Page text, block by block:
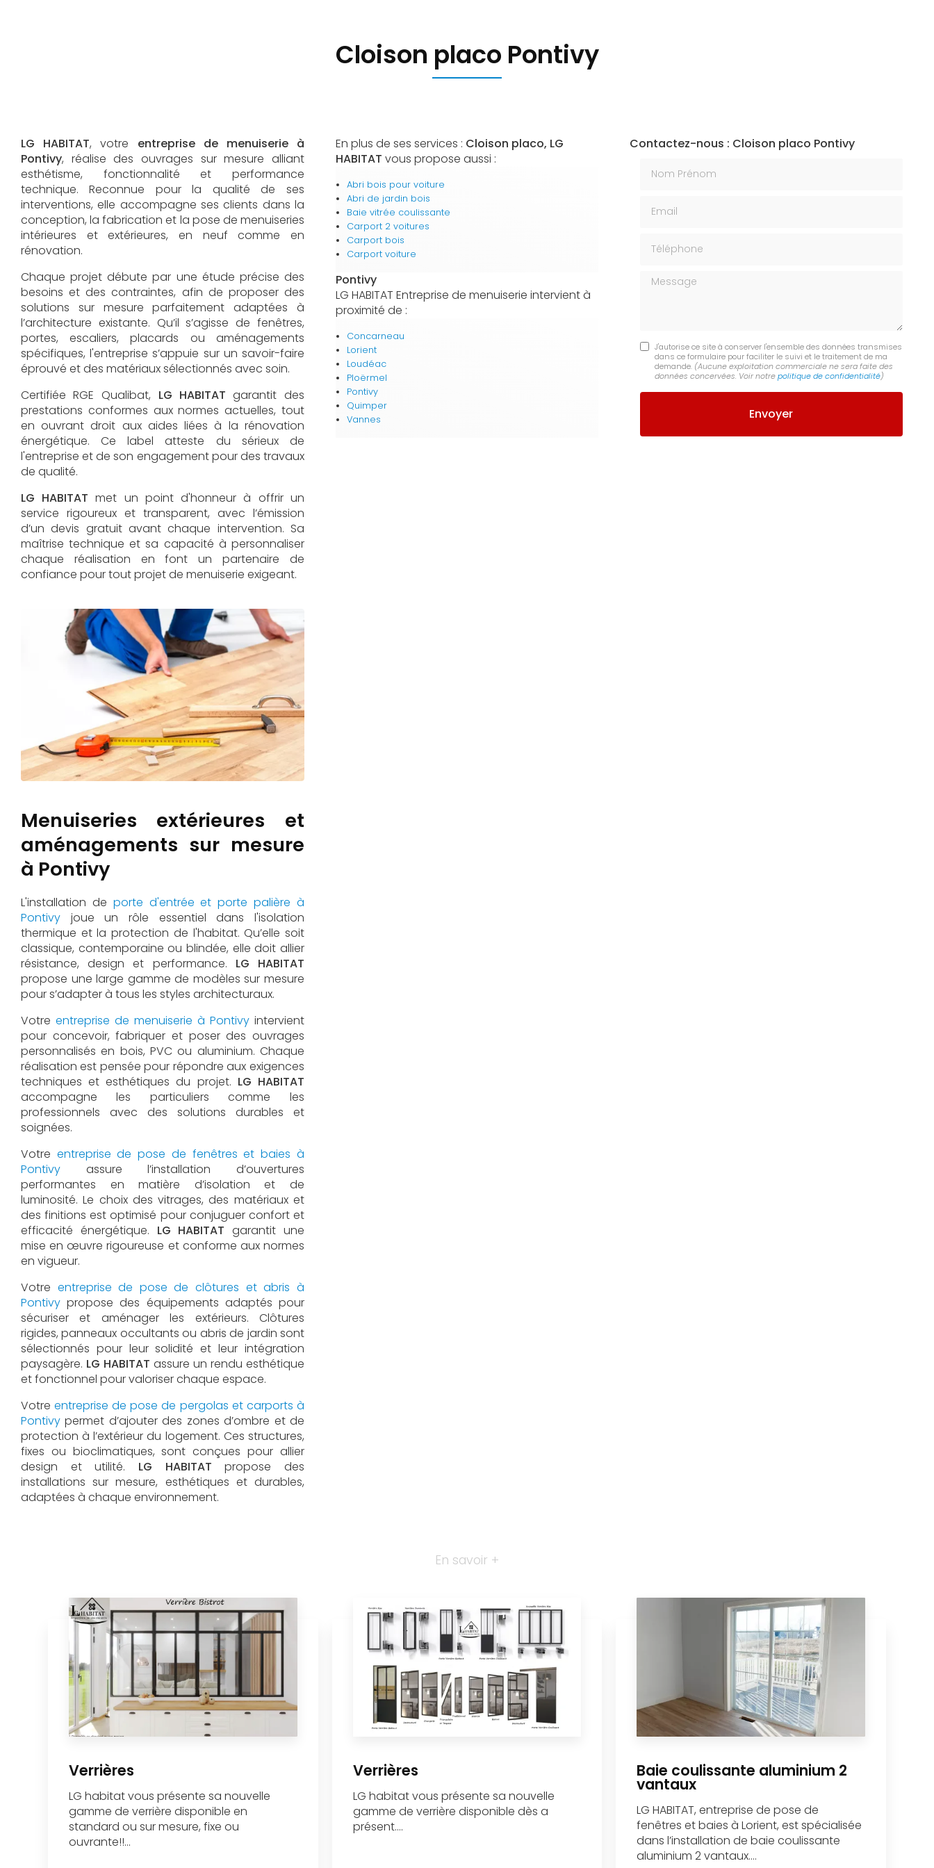
Cloison placo Pontivy
LG HABITAT, votre entreprise de menuiserie à
Pontivy, réalise des ouvrages sur mesure alliant
esthétisme, fonctionnalité et performance
technique. Reconnue pour la qualité de ses
interventions, elle accompagne ses clients dans la
conception, la fabrication et la pose de menuiseries
intérieures et extérieures, en neuf comme en
rénovation.
Chaque projet débute par une étude précise des
besoins et des contraintes, afin de proposer des
solutions sur mesure parfaitement adaptées à
l’architecture existante. Qu’il s’agisse de fenêtres,
portes, escaliers, placards ou aménagements
spécifiques, l'entreprise s’appuie sur un savoir-faire
éprouvé et des matériaux sélectionnés avec soin.
Certifiée RGE Qualibat, LG HABITAT garantit des
prestations conformes aux normes actuelles, tout
en ouvrant droit aux aides liées à la rénovation
énergétique. Ce label atteste du sérieux de
l'entreprise et de son engagement pour des travaux
de qualité.
LG HABITAT met un point d'honneur à offrir un
service rigoureux et transparent, avec l’émission
d’un devis gratuit avant chaque intervention. Sa
maîtrise technique et sa capacité à personnaliser
chaque réalisation en font un partenaire de
confiance pour tout projet de menuiserie exigeant.
Menuiseries extérieures et
aménagements sur mesure
à Pontivy
L'installation de porte d'entrée et porte palière à
Pontivy joue un rôle essentiel dans l'isolation
thermique et la protection de l'habitat. Qu’elle soit
classique, contemporaine ou blindée, elle doit allier
résistance, design et performance. LG HABITAT
propose une large gamme de modèles sur mesure
pour s’adapter à tous les styles architecturaux.
Votre entreprise de menuiserie à Pontivy intervient
pour concevoir, fabriquer et poser des ouvrages
personnalisés en bois, PVC ou aluminium. Chaque
réalisation est pensée pour répondre aux exigences
techniques et esthétiques du projet. LG HABITAT
accompagne les particuliers comme les
professionnels avec des solutions durables et
soignées.
Votre entreprise de pose de fenêtres et baies à
Pontivy assure l’installation d’ouvertures
performantes en matière d’isolation et de
luminosité. Le choix des vitrages, des matériaux et
des finitions est optimisé pour conjuguer confort et
efficacité énergétique. LG HABITAT garantit une
mise en œuvre rigoureuse et conforme aux normes
en vigueur.
Votre entreprise de pose de clôtures et abris à
Pontivy propose des équipements adaptés pour
sécuriser et aménager les extérieurs. Clôtures
rigides, panneaux occultants ou abris de jardin sont
sélectionnés pour leur solidité et leur intégration
paysagère. LG HABITAT assure un rendu esthétique
et fonctionnel pour valoriser chaque espace.
Votreentreprise de pose de pergolas et carports à
Pontivy permet d’ajouter des zones d’ombre et de
protection à l’extérieur du logement. Ces structures,
fixes ou bioclimatiques, sont conçues pour allier
design et utilité. LG HABITAT propose des
installations sur mesure, esthétiques et durables,
adaptées à chaque environnement.
En plus de ses services : Cloison placo, LG
HABITAT vous propose aussi :
Abri bois pour voiture
Abri de jardin bois
Baie vitrée coulissante
Carport 2 voitures
Carport bois
Carport voiture
Pontivy
LG HABITAT Entreprise de menuiserie intervient à
proximité de :
Concarneau
Lorient
Loudéac
Ploërmel
Pontivy
Quimper
Vannes
Contactez-nous : Cloison placo Pontivy
Message
J'autorise ce site à conserver l'ensemble des données transmises
dans ce formulaire pour faciliter le suivi et le traitement de ma
demande. (Aucune exploitation commerciale ne sera faite des
données concervées. Voir notrepolitique de confidentialité)
En savoir +
Verrières
LG habitat vous présente sa nouvelle
gamme de verrière disponible en
standard ou sur mesure, fixe ou
ouvrante!!...
Verrières
LG habitat vous présente sa nouvelle
gamme de verrière disponible dès a
présent....
Baie coulissante aluminium 2
vantaux
LG HABITAT, entreprise de pose de
fenêtres et baies à Lorient, est spécialisée
dans l’installation de baie coulissante
aluminium 2 vantaux....